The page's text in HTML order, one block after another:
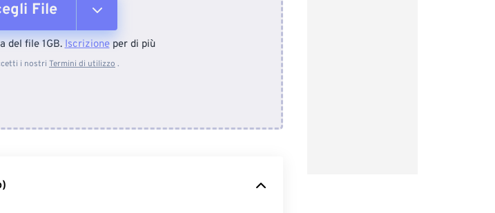
File
dispositivo
del file 1GB.Iscrizioneper di più
i nostri Termini di utilizzo .